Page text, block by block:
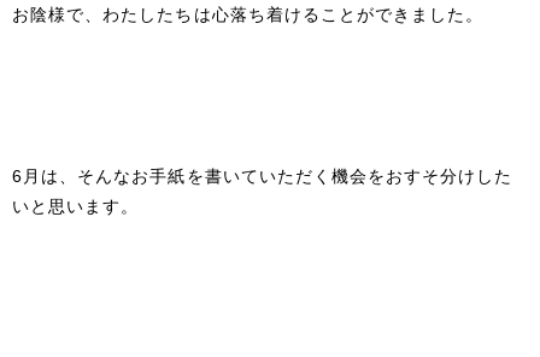
お陰様で、わたしたちは心落ち着けることができました。
6月は、そんなお手紙を書いていただく機会をおすそ分けした
いと思います。